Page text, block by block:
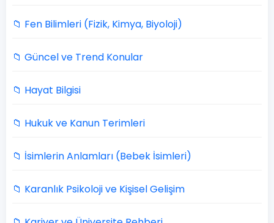
📁 Fen Bilimleri (Fizik, Kimya, Biyoloji)
📁 Güncel ve Trend Konular
📁 Hayat Bilgisi
📁 Hukuk ve Kanun Terimleri
📁 İsimlerin Anlamları (Bebek İsimleri)
📁 Karanlık Psikoloji ve Kişisel Gelişim